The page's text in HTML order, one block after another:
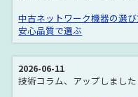
中古ネットワーク機器の選
安心品質で選ぶ
2026-06-11
技術コラム、アップしました